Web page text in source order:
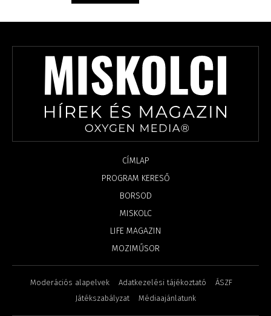
CÍMLAP
PROGRAM KERESŐ
BORSOD
MISKOLC
LIFE MAGAZIN
MOZIMŰSOR
Moderációs alapelvek Adatkezelési tájékoztató
ÁSZF
Játékszabályzat
Médiaajánlatunk